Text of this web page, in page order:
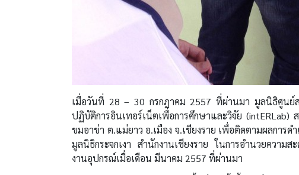
เมื่อวันที่ 28 – 30 กรกฎาคม 2557 ที่ผ่านมา มูลนิธิศูนย์ส
ปฏิบัติการอินเทอร์เน็ตเพื่อการศึกษาและวิจัย
ขมอาข่า ต.แม่ยาว อ.เมือง จ.เชียงราย เพื่อติดตามผลการด
มูลนิธิกระจกเงา สำนักงานเชียงราย ในการอำนวยความ
งานอุปกรณ์เมื่อเดือน มีนาคม 2557 ที่ผ่านมา